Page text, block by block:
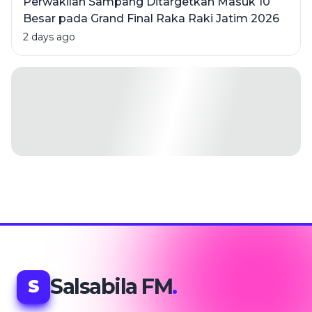
Besar pada Grand Final Raka Raki Jatim 2026
2 days ago
S Salsabila FM.